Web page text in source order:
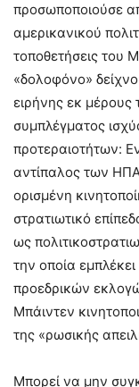
προσωποποιούσε
αμερικανικού
τοποθετήσεις του
«δολοφόνο»
ειρήνης εκ μέρους
συμπλέγματος
προτεραιοτήτων:
αντίπαλος των
ορισμένη
στρατιωτικό
ως
την οποία
προεδρικών
Μπάιντεν
της «ρωσικής
Μπορεί να μην